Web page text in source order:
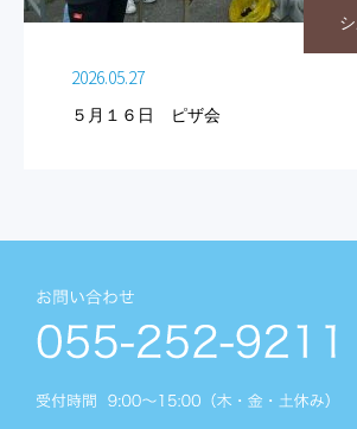
2026.05.27
５月１６日 ピザ会